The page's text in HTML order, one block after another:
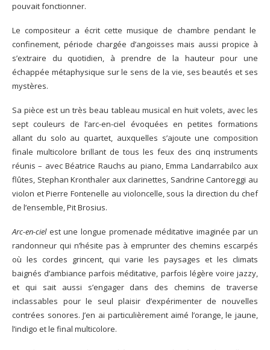
pouvait fonctionner.
Le compositeur a écrit cette musique de chambre pendant le
confinement, période chargée d’angoisses mais aussi propice à
s’extraire du quotidien, à prendre de la hauteur pour une
échappée métaphysique sur le sens de la vie, ses beautés et ses
mystères.
Sa pièce est un très beau tableau musical en huit volets, avec les
sept couleurs de l’arc-en-ciel évoquées en petites formations
allant du solo au quartet, auxquelles s’ajoute une composition
finale multicolore brillant de tous les feux des cinq instruments
réunis – avec Béatrice Rauchs au piano, Emma Landarrabilco aux
flûtes, Stephan Kronthaler aux clarinettes, Sandrine Cantoreggi au
violon et Pierre Fontenelle au violoncelle, sous la direction du chef
de l’ensemble, Pit Brosius.
Arc-en-cielest une longue promenade méditative imaginée par un
randonneur qui n’hésite pas à emprunter des chemins escarpés
où les cordes grincent, qui varie les paysages et les climats
baignés d’ambiance parfois méditative, parfois légère voire jazzy,
et qui sait aussi s’engager dans des chemins de traverse
inclassables pour le seul plaisir d’expérimenter de nouvelles
contrées sonores. J’en ai particulièrement aimé l’orange, le jaune,
l’indigo et le final multicolore.